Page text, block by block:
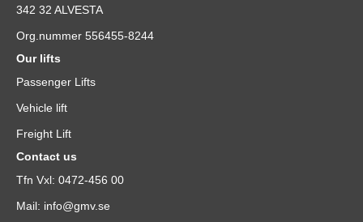
342 32 ALVESTA
Org.nummer 556455-8244
Our lifts
Passenger Lifts
Vehicle lift
Freight Lift
Contact us
Tfn Vxl: 0472-456 00
Mail: info@gmv.se